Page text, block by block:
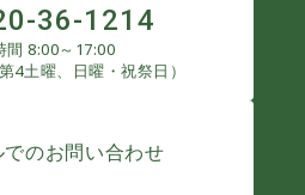
36-1214
間 8:00～17:00
4土曜、日曜・祝祭日）
でのお問い合わせ